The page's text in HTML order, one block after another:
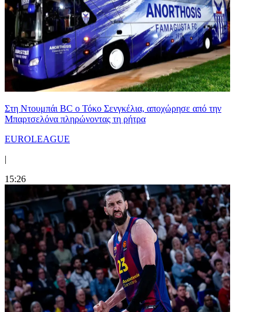
Στη Nτουμπάι BC ο Τόκο Σενγκέλια, αποχώρησε από την
Μπαρτσελόνα πληρώνοντας τη ρήτρα
EUROLEAGUE
|
15:26